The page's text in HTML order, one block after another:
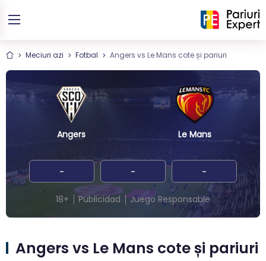
Meciuri azi Fotbal Angers vs Le Mans cote și pariuri
Angers Le Mans
- - -
18+ Publicidad Juego Responsable
Angers vs Le Mans cote și pariuri